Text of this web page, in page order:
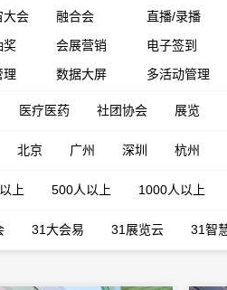
大会
融合会
直播/录播
奖
会展营销
电子签到
理
数据大屏 多活动管理
医疗医药 社团协会 展览
北京 广州 深圳 杭州
上 500人以上 1000人以上
31大会易 31展览云 31智